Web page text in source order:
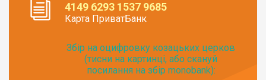
4149 6293 1537 9685
Карта ПриватБанк
Збір на оцифровку козацьких церков
(тисни на картинці, або скануй
посилання на збір monobank):